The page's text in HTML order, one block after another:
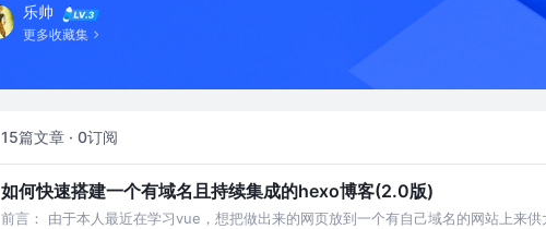
乐帅
更多收藏集
15篇文章 · 0订阅
如何快速搭建一个有域名且持续集成的hexo博客(2.0版)
前言： 由于本人最近在学习vue，想把做出来的网页放到一个有自己域名的网站上来